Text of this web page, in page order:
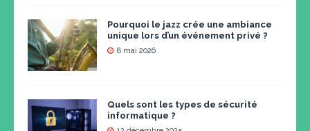
Pourquoi le jazz crée une ambiance
unique lors d’un événement privé ?
8 mai 2026
Quels sont les types de sécurité
informatique ?